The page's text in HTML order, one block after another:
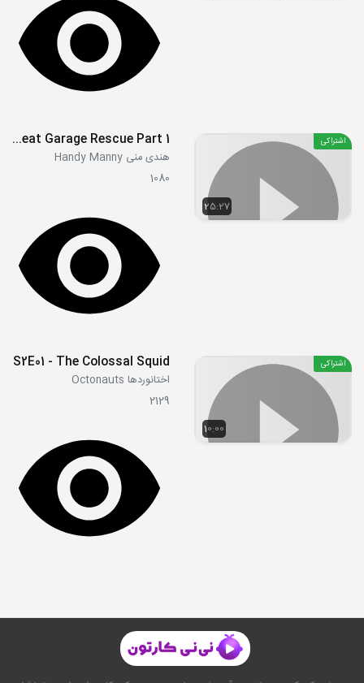
25:27
اشتراکی S03E32 - The Great Garage Rescue Part 1
هندی منی Handy Manny
1080
10:00
اشتراکی S2E01 - The Colossal Squid
اختانوردها Octonauts
2129